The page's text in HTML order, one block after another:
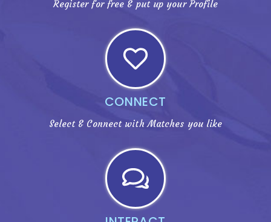
Register for free & put up your Profile
Select & Connect with Matches you like